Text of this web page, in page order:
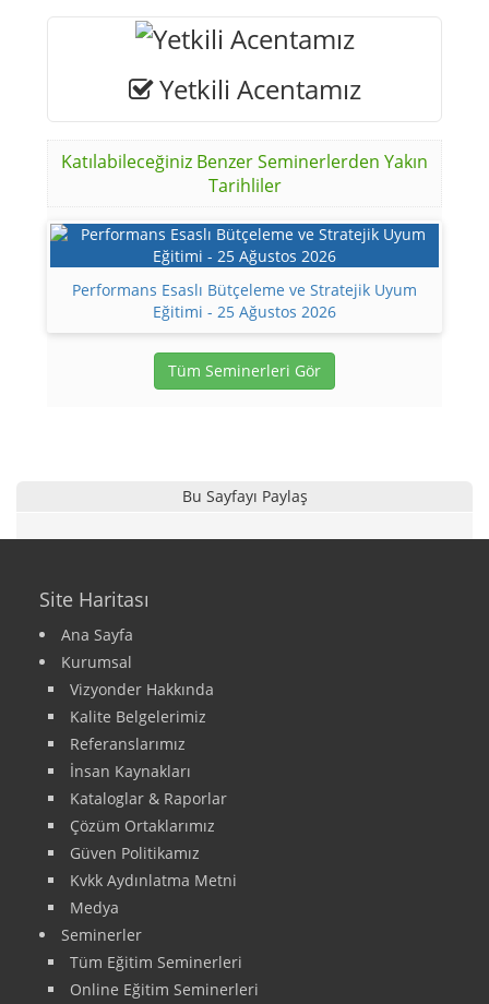
Yetkili Acentamız
Katılabileceğiniz Benzer Seminerlerden Yakın
Tarihliler
Performans Esaslı Bütçeleme ve Stratejik Uyum
Eğitimi - 25 Ağustos 2026
Tüm Seminerleri Gör
Bu Sayfayı Paylaş
Site Haritası
Ana Sayfa
Kurumsal
Vizyonder Hakkında
Kalite Belgelerimiz
Referanslarımız
İnsan Kaynakları
Kataloglar & Raporlar
Çözüm Ortaklarımız
Güven Politikamız
Kvkk Aydınlatma Metni
Medya
Seminerler
Tüm Eğitim Seminerleri
Online Eğitim Seminerleri